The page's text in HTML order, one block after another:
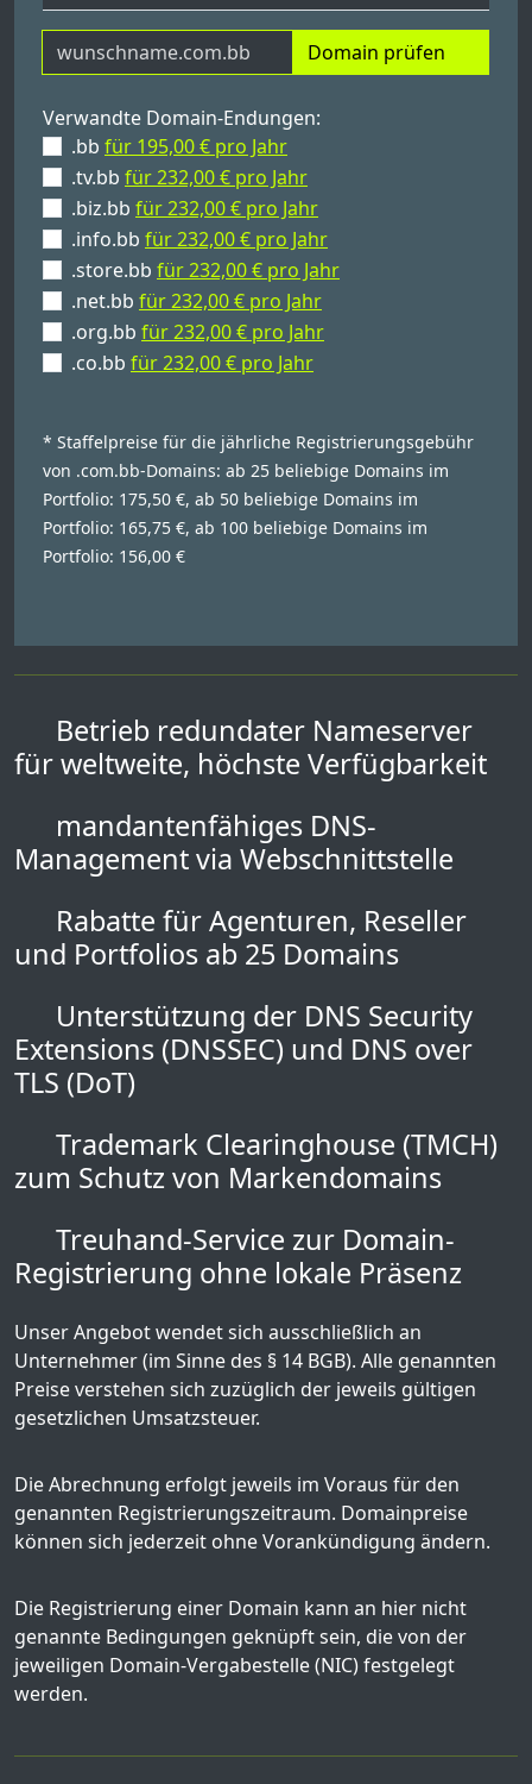
Domain prüfen
Verwandte Domain-Endungen:
.bb für 195,00 € pro Jahr
.tv.bb für 232,00 € pro Jahr
.biz.bb für 232,00 € pro Jahr
.info.bb für 232,00 € pro Jahr
.store.bb für 232,00 € pro Jahr
.net.bb für 232,00 € pro Jahr
.org.bb für 232,00 € pro Jahr
.co.bb für 232,00 € pro Jahr
* Staffelpreise für die jährliche Registrierungsgebühr
von .com.bb-Domains: ab 25 beliebige Domains im
Portfolio: 175,50 €, ab 50 beliebige Domains im
Portfolio: 165,75 €, ab 100 beliebige Domains im
Portfolio: 156,00 €
Betrieb redundater Nameserver
für weltweite, höchste Verfügbarkeit
mandantenfähiges DNS-
Management via Webschnittstelle
Rabatte für Agenturen, Reseller
und Portfolios ab 25 Domains
Unterstützung der DNS Security
Extensions (DNSSEC) und DNS over
TLS (DoT)
Trademark Clearinghouse (TMCH)
zum Schutz von Markendomains
Treuhand-Service zur Domain-
Registrierung ohne lokale Präsenz
Unser Angebot wendet sich ausschließlich an
Unternehmer (im Sinne des § 14 BGB). Alle genannten
Preise verstehen sich zuzüglich der jeweils gültigen
gesetzlichen Umsatzsteuer.
Die Abrechnung erfolgt jeweils im Voraus für den
genannten Registrierungszeitraum. Domainpreise
können sich jederzeit ohne Vorankündigung ändern.
Die Registrierung einer Domain kann an hier nicht
genannte Bedingungen geknüpft sein, die von der
jeweiligen Domain-Vergabestelle (NIC) festgelegt
werden.